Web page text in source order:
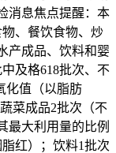
消息焦点提醒：本
、餐饮食物、炒
产成品、饮料和婴
及格618批次、不
化值（以脂肪
菜成品2批次（不
最大利用量的比例
红）；饮料1批次